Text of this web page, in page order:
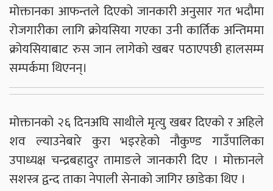
मोक्तानका आफन्तले दिएको जानकारी अनुसार गत भदौमा
रोजगारीका लागि क्रोयसिया गएका उनी कार्तिक अन्तिममा
क्रोयसियाबाट रुस जान लागेको खबर पठाएपछी हालसम्म
सम्पर्कमा थिएनन्।
मोक्तानको २६ दिनअघि साथीले मृत्यु खबर दिएको र अहिले
शव ल्याउनेबारे कुरा भइरहेको नौकुण्ड गाउँपालिका
उपाध्यक्ष चन्द्रबहादुर तामाङले जानकारी दिए । मोक्तानले
सशस्त्र द्वन्द ताका नेपाली सेनाको जागिर छाडेका थिए ।